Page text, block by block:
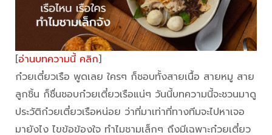
[อ่านบทความนี้ คลิก]
ก๋วยเตี๋ยวเรือ พูดเลย ใครๆ ก็ชอบทั้งสายเนื้อ สายหมู สาย
ลูกชิ้น ก็ชื่นชอบก๋วยเตี๋ยวเรือแน่ๆ วันนี้บทความนี้จะชวนมาดู
ประวัติก๋วยเตี๋ยวเรือหน่อย ว่าที่มาเท่าที่ทางทีมจะไปหาเจอ
มายังไง ไขข้อข้องใจ ทำไมชามเล็กๆ ถึงมีเฉพาะก๋วยเตี๋ยว